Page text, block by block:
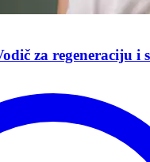
za regeneraciju i